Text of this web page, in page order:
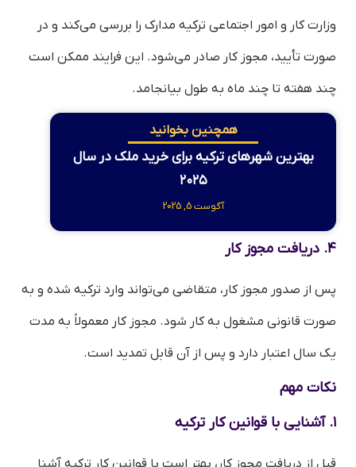
وزارت کار و امور اجتماعی ترکیه مدارک را بررسی می‌کند و در
صورت تأیید، مجوز کار صادر می‌شود. این فرایند ممکن است
چند هفته تا چند ماه به طول بیانجامد.
همچنین بخوانید
بهترین شهرهای ترکیه برای خرید ملک در سال
۲۰۲۵
آگوست 5, 2025
۴. دریافت مجوز کار
پس از صدور مجوز کار، متقاضی می‌تواند وارد ترکیه شده و به
صورت قانونی مشغول به کار شود. مجوز کار معمولاً به مدت
یک سال اعتبار دارد و پس از آن قابل تمدید است.
نکات مهم
۱. آشنایی با قوانین کار ترکیه
قبل از دریافت مجوز کار، بهتر است با قوانین کار ترکیه آشنا